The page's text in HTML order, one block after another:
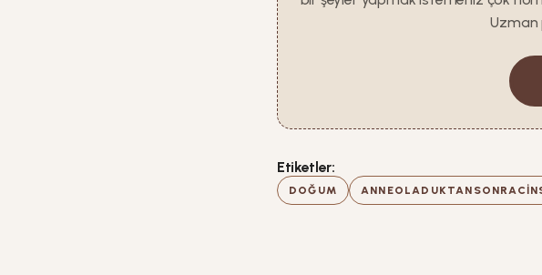
Uzman
Etiketler:
DOĞUM